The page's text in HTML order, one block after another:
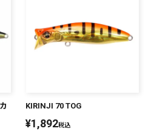
KIRINJI 70 TOG
¥1,892税込